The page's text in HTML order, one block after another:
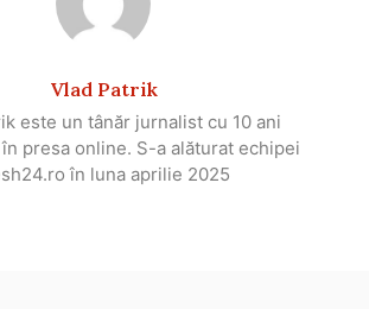
Vlad Patrik
este un tânăr jurnalist cu 10 ani
presa online. S-a alăturat echipei
în luna aprilie 2025